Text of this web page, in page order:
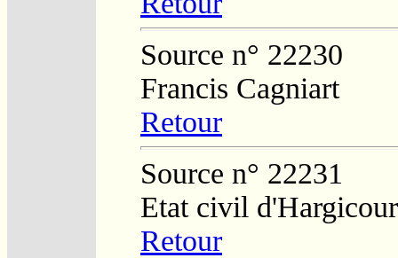
Source n° 22230
Francis Cagniart
Retour
Source n° 22231
Etat civil
Retour